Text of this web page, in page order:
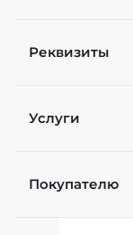
Реквизиты
Услуги
Покупателю